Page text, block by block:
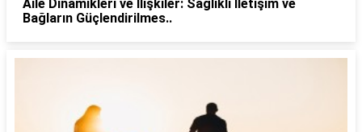
Aile Dinamikleri ve İlişkiler: Sağlıklı İletişim ve
Bağların Güçlendirilmes..